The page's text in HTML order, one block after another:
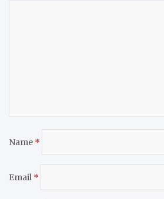
Name *
Email *